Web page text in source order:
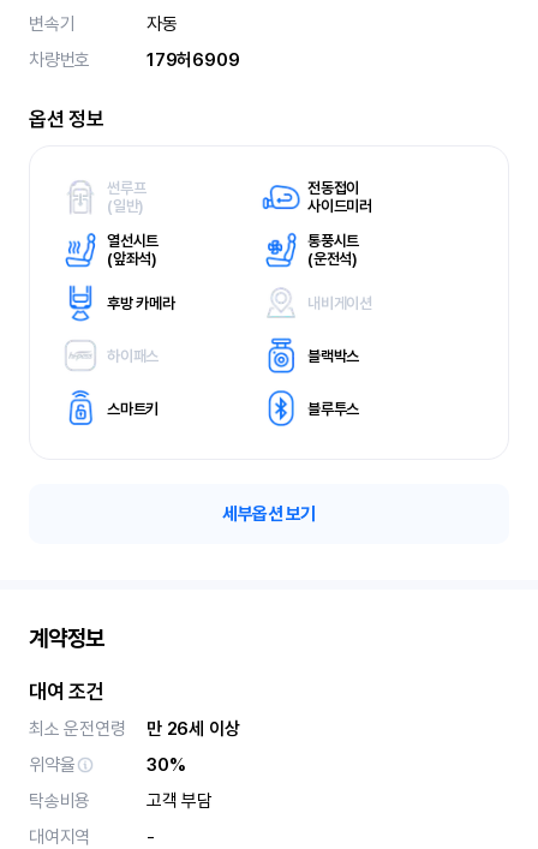
변속기
자동
차량번호
179허6909
옵션 정보
썬루프
(일반)
전동접이
사이드미러
열선시트
(앞좌석)
통풍시트
(운전석)
후방 카메라 내비게이션
하이패스 블랙박스
스마트키 블루투스
세부옵션 보기
계약정보
대여 조건
최소 운전연령
만 26세 이상
위약율
30%
탁송비용
고객 부담
대여지역
-